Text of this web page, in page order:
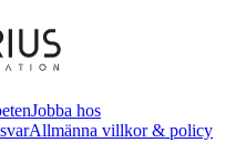
Jobba hos
Allmänna villkor & policy